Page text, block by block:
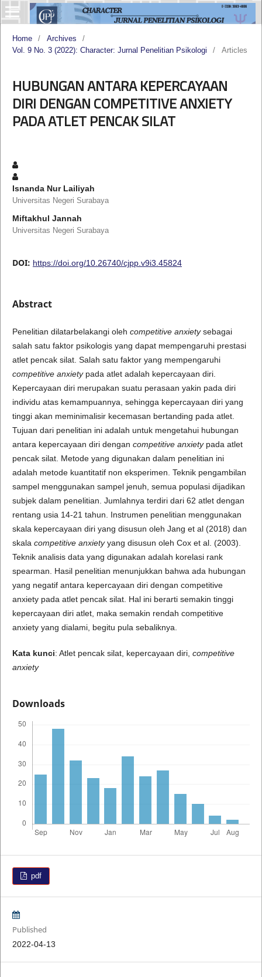
Home / Archives
/
Vol. 9 No. 3 (2022): Character: Jurnal Penelitian Psikologi
/ Articles
HUBUNGAN ANTARA KEPERCAYAAN
DIRI DENGAN COMPETITIVE ANXIETY
PADA ATLET PENCAK SILAT
Isnanda Nur Lailiyah
Universitas Negeri Surabaya
Miftakhul Jannah
Universitas Negeri Surabaya
DOI: https://doi.org/10.26740/cjpp.v9i3.45824
Abstract
Penelitian dilatarbelakangi oleh competitive anxietysebagai
salah satu faktor psikologis yang dapat mempengaruhi prestasi
atlet pencak silat. Salah satu faktor yang mempengaruhi
competitive anxietypada atlet adalah kepercayaan diri.
Kepercayaan diri merupakan suatu perasaan yakin pada diri
individu atas kemampuannya, sehingga kepercayaan diri yang
tinggi akan meminimalisir kecemasan bertanding pada atlet.
Tujuan dari penelitian ini adalah untuk mengetahui hubungan
antara kepercayaan diri dengan competitive anxietypada atlet
pencak silat. Metode yang digunakan dalam penelitian ini
adalah metode kuantitatif non eksperimen. Teknik pengambilan
sampel menggunakan sampel jenuh, semua populasi dijadikan
subjek dalam penelitian. Jumlahnya terdiri dari 62 atlet dengan
rentang usia 14-21 tahun. Instrumen penelitian menggunakan
skala kepercayaan diri yang disusun oleh Jang et al (2018) dan
skala competitive anxietyyang disusun oleh Cox et al. (2003).
Teknik analisis data yang digunakan adalah korelasi rank
spearman. Hasil penelitian menunjukkan bahwa ada hubungan
yang negatif antara kepercayaan diri dengan competitive
anxiety pada atlet pencak silat. Hal ini berarti semakin tinggi
kepercayaan diri atlet, maka semakin rendah competitive
anxiety yang dialami, begitu pula sebaliknya.
Kata kunci: Atlet pencak silat, kepercayaan diri, competitive
anxiety
Downloads
pdf
Published
2022-04-13